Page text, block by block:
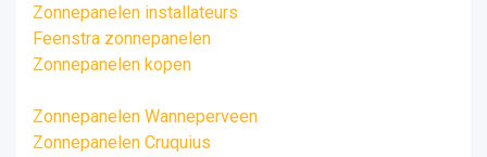
Zonnepanelen installateurs
Feenstra zonnepanelen
Zonnepanelen kopen
Zonnepanelen Wanneperveen
Zonnepanelen Cruquius